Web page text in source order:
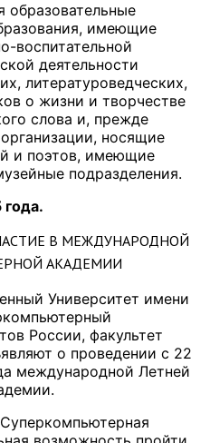
образовательные
имеющие
воспитательной
деятельности
литературоведческих,
о жизни и творчестве
слова и, прежде
носящие
и поэтов, имеющие
подразделения.
года.
В МЕЖДУНАРОДНОЙ
АКАДЕМИИ
Университет имени
России, факультет
о проведении с 22
международной Летней